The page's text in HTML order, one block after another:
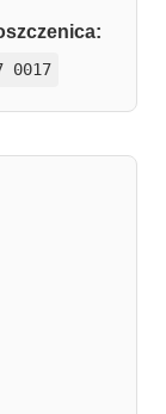
0017